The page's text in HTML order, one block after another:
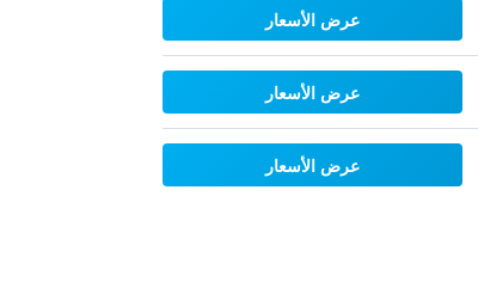
عرض الأسعار
عرض الأسعار
عرض الأسعار